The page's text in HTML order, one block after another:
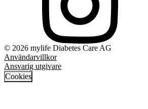
© 2026 mylife Diabetes Care AG
Användarvillkor
Ansvarig utgivare
Cookies